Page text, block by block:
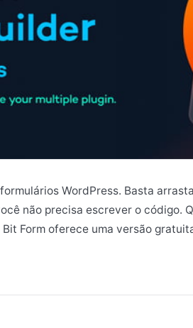
WordPress. Basta
não precisa escrever o código.
Form oferece uma versão